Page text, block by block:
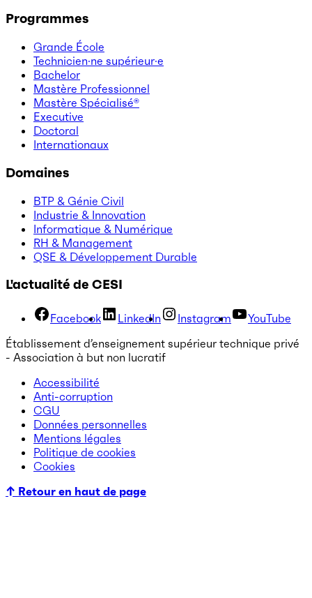
Programmes
Grande École
Technicien·ne supérieur·e
Bachelor
Mastère Professionnel
Mastère Spécialisé®
Executive
Doctoral
Internationaux
Domaines
BTP & Génie Civil
Industrie & Innovation
Informatique & Numérique
RH & Management
QSE & Développement Durable
L'actualité de CESI
Facebook LinkedIn Instagram
YouTube
Établissement d’enseignement supérieur technique privé
- Association à but non lucratif
Accessibilité
Anti-corruption
CGU
Données personnelles
Mentions légales
Politique de cookies
Cookies
↑ Retour en haut de page